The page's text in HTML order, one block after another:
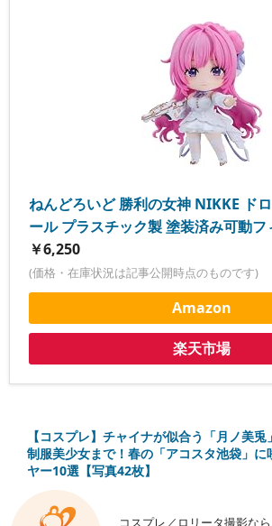
ねんどろいど 勝利の女神 NIKKE ド
ール プラスチック製 塗装済み可動フ
￥6,250
(価格・在庫状況は記事公開時点のものです)
Amazon
楽天市場
【コスプレ】チャイナが似合う「月ノ美
制服美少女まで！春の「アコスタ池袋」に
ヤー10選【写真42枚】
コスプレ／ロリータ撮影な